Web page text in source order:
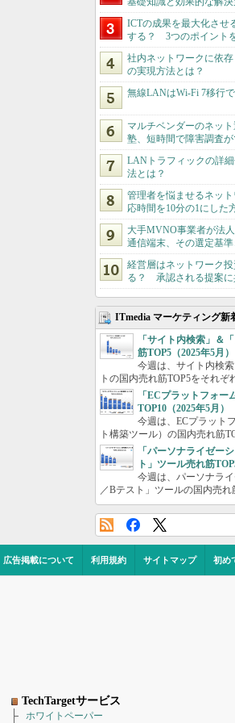
ICTの成果を最大化させ
する？ 3つのポイント
社内ネットワークに依
の実現方法とは？
無線LANはWi-Fi 7移行
マルチベンダーのネッ
塾、短時間で障害調査
LANトラフィックの詳
法とは？
管理者を悩ませるネッ
応時間を10分の1にした
大手MVNO事業者が法
通信端末、その選定基準
経営層はネットワーク
る？ 承認される提案に
ITmedia マーケティング新
「サイト内検索」＆
筋TOP5（2025年5月）
今週は、サイト内検
トの国内売れ筋TOP5をそれぞ
「ECプラットフォー
TOP10（2025年5月）
今週は、ECプラット
ト構築ツール）の国内売れ筋
「パーソナライゼー
ト」ツール売れ筋
今週は、パーソナラ
／Bテスト」ツールの国内売れ
広告掲載について 利用規約 サイトマップ 初め
TechTargetサービス
ホワイトペーパー